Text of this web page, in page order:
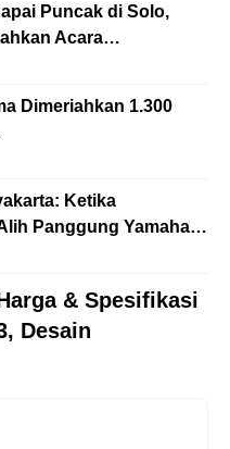
Puncak di Solo,
Acara…
Dimeriahkan 1.300
Ketika
Panggung Yamaha…
& Spesifikasi
Desain